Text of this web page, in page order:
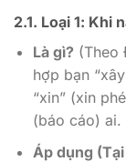
2.1. Loại 1: Khi
Là gì? (Theo
hợp bạn
“xin” (xin
(báo cáo) ai.
Áp dụng